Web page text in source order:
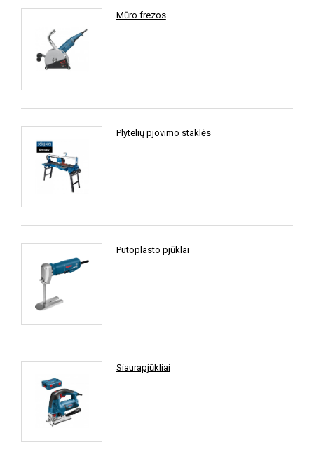
Mūro frezos
Plytelių pjovimo staklės
Putoplasto pjūklai
Siaurapjūkliai